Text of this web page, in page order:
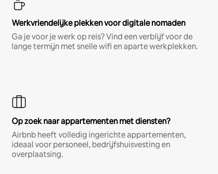
Werkvriendelijke plekken voor digitale nomaden
Ga je voor je werk op reis? Vind een verblijf voor de
lange termijn met snelle wifi en aparte werkplekken.
Op zoek naar appartementen met diensten?
Airbnb heeft volledig ingerichte appartementen,
ideaal voor personeel, bedrijfshuisvesting en
overplaatsing.